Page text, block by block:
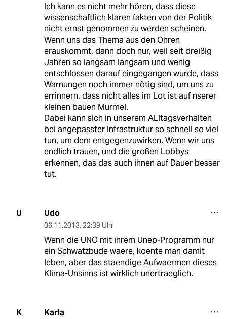
Ich kann es nicht mehr hören, dass diese
wissenschaftlich klaren fakten von der Politik
nicht ernst genommen zu werden scheinen.
Wenn uns das Thema aus den Ohren
erauskommt, dann doch nur, weil seit dreißig
Jahren so langsam langsam und wenig
entschlossen darauf eingegangen wurde, dass
Warnungen noch immer nötig sind, um uns zu
errinnern, dass nicht alles im Lot ist auf nserer
kleinen bauen Murmel.
Dabei kann sich in unserem ALltagsverhalten
bei angepasster Infrastruktur so schnell so viel
tun, um dem entgegenzuwirken. Wenn wir uns
endlich trauen, und die großen Lobbys
erkennen, das das auch ihnen auf Dauer besser
tut.
U Udo
06.11.2013, 22:39 Uhr
Wenn die UNO mit ihrem Unep-Programm nur
ein Schwatzbude waere, koente man damit
leben, aber das staendige Aufwaermen dieses
Klima-Unsinns ist wirklich unertraeglich.
K Karla